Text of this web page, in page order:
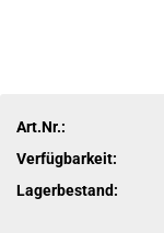
Art.Nr.:
Verfügbarkeit:
Lagerbestand: